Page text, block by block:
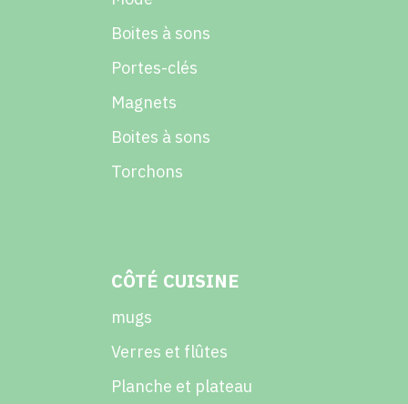
Boites à sons
Portes-clés
Magnets
Boites à sons
Torchons
CÔTÉ CUISINE
mugs
Verres et flûtes
Planche et plateau